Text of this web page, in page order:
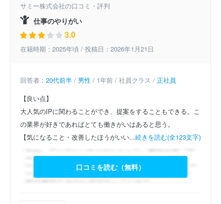
サミー株式会社の口コミ・評判
仕事のやりがい
3.0
在籍時期：2025年頃 / 投稿日：2026年1月21日
回答者： 20代前半 / 男性 / 1年前 / 社員クラス / 正社員
【良い点】
大人気のIPに関わることができ、提案をすることもできる。こ
の業界が好きであればとても働きがいはあると思う。
【気になること・改善したほうがいい...続きを読む(全123文字)
口コミを読む（無料）